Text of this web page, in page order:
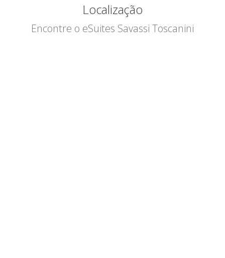
Localização
Encontre o eSuites Savassi Toscanini